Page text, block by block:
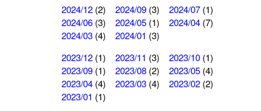
2024/12 (2) 2024/09 (3) 2024/07 (1)
2024/06 (3) 2024/05 (1) 2024/04 (7)
2024/03 (4) 2024/01 (3)
2023/12 (1) 2023/11 (3) 2023/10 (1)
2023/09 (1) 2023/08 (2) 2023/05 (4)
2023/04 (4) 2023/03 (4) 2023/02 (2)
2023/01 (1)